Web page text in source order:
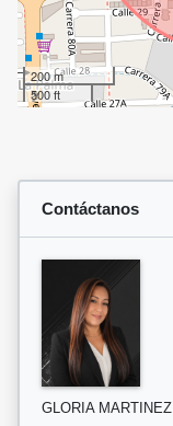
200 m
500 ft
Contáctanos
GLORIA MARTINEZ